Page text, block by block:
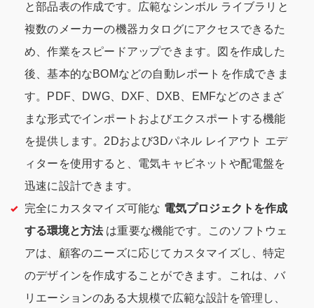
と部品表の作成です。広範なシンボル ライブラリと
複数のメーカーの機器カタログにアクセスできるた
め、作業をスピードアップできます。図を作成した
後、基本的なBOMなどの自動レポートを作成できま
す。PDF、DWG、DXF、DXB、EMFなどのさまざ
まな形式でインポートおよびエクスポートする機能
を提供します。2Dおよび3Dパネル レイアウト エデ
ィターを使用すると、電気キャビネットや配電盤を
迅速に設計できます。
完全にカスタマイズ可能な 電気プロジェクトを作成
する環境と方法は重要な機能です。このソフトウェ
アは、顧客のニーズに応じてカスタマイズし、特定
のデザインを作成することができます。これは、バ
リエーションのある大規模で広範な設計を管理し、